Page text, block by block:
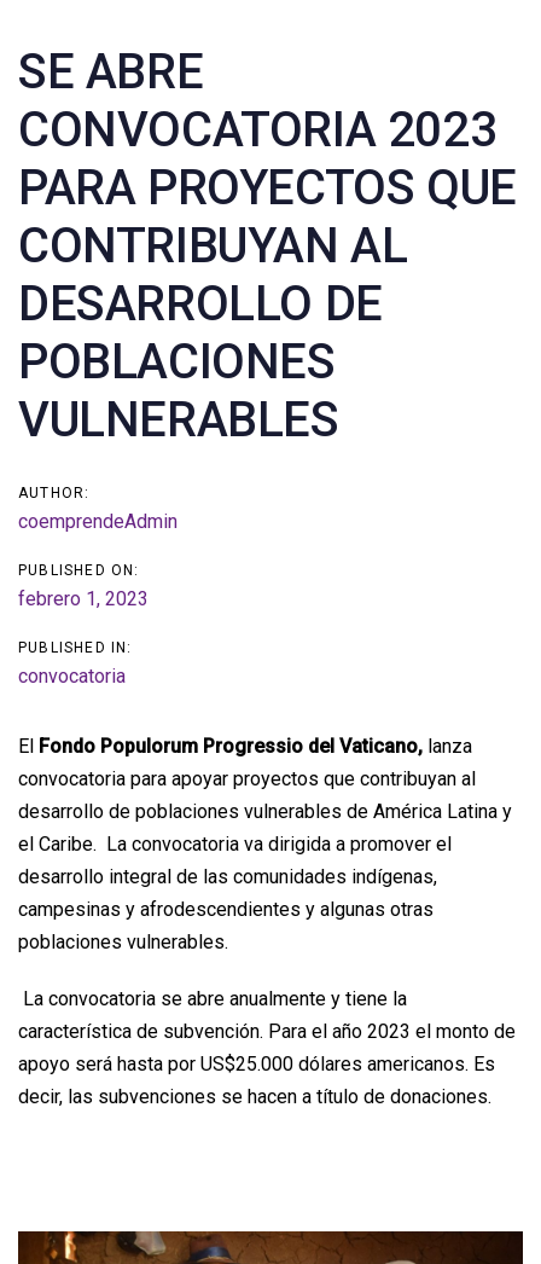
SE ABRE
CONVOCATORIA 2023
PARA PROYECTOS QUE
CONTRIBUYAN AL
DESARROLLO DE
POBLACIONES
VULNERABLES
AUTHOR:
coemprendeAdmin
PUBLISHED ON:
febrero 1, 2023
PUBLISHED IN:
convocatoria
El Fondo Populorum Progressio del Vaticano, lanza
convocatoria para apoyar proyectos que contribuyan al
desarrollo de poblaciones vulnerables de América Latina y
el Caribe. La convocatoria va dirigida a promover el
desarrollo integral de las comunidades indígenas,
campesinas y afrodescendientes y algunas otras
poblaciones vulnerables.
La convocatoria se abre anualmente y tiene la
característica de subvención. Para el año 2023 el monto de
apoyo será hasta por US$25.000 dólares americanos. Es
decir, las subvenciones se hacen a título de donaciones.
Post
navigation